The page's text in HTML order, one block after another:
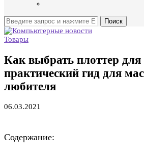
Поиск
Товары
Как выбрать плоттер для
практический гид для
любителя
06.03.2021
Содержание: